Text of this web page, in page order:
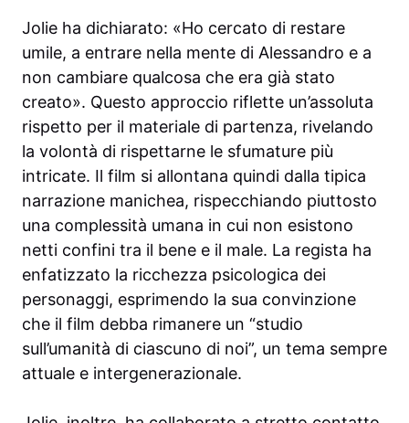
Jolie ha dichiarato: «Ho cercato di restare
umile, a entrare nella mente di Alessandro e a
non cambiare qualcosa che era già stato
creato». Questo approccio riflette un’assoluta
rispetto per il materiale di partenza, rivelando
la volontà di rispettarne le sfumature più
intricate. Il film si allontana quindi dalla tipica
narrazione manichea, rispecchiando piuttosto
una complessità umana in cui non esistono
netti confini tra il bene e il male. La regista ha
enfatizzato la ricchezza psicologica dei
personaggi, esprimendo la sua convinzione
che il film debba rimanere un “studio
sull’umanità di ciascuno di noi”, un tema sempre
attuale e intergenerazionale.